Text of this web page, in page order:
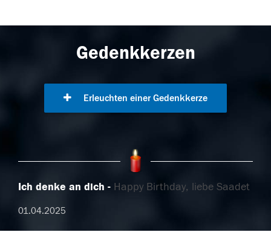
Gedenkkerzen
Erleuchten einer Gedenkkerze
Ich denke an dich Happy Birthday, liebe Saadet
01.04.2025